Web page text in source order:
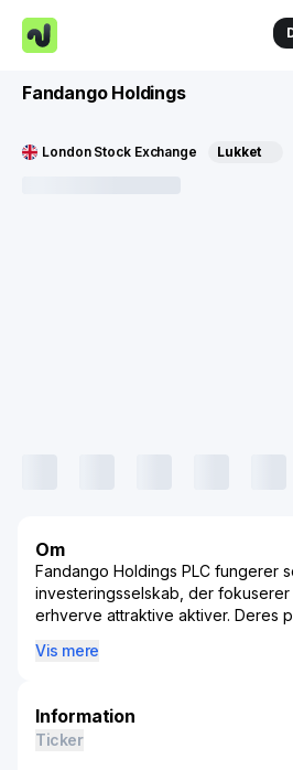
Fandango Holdings
London Stock Exchange Lukket
Om
Fandango Holdings PLC fungerer
investeringsselskab, der
erhverve attraktive aktiver. Deres
servicesektoren, herunder
affald-til-energi og andre
Vis mere
Information
Ticker